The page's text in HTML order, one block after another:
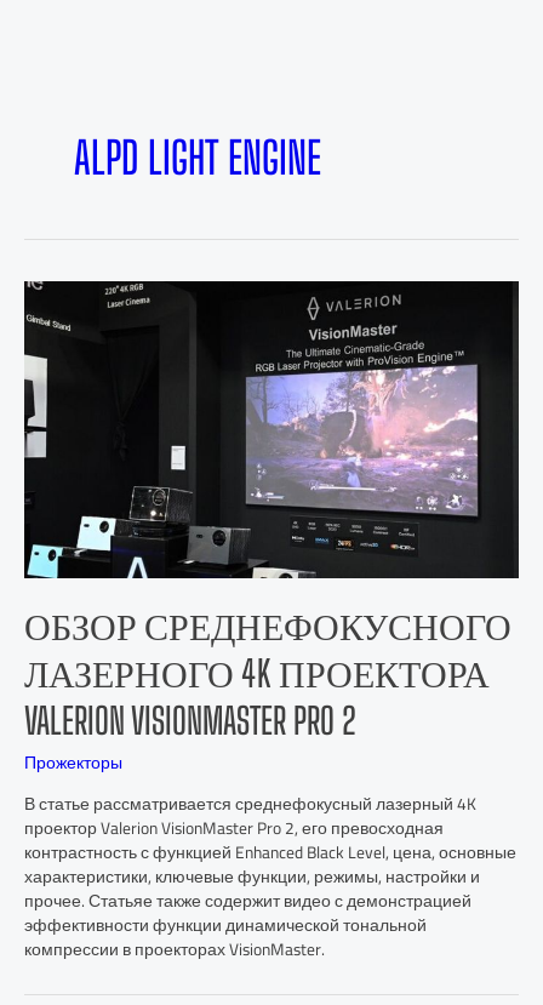
ALPD LIGHT ENGINE
ОБЗОР СРЕДНЕФОКУСНОГО
ЛАЗЕРНОГО 4K ПРОЕКТОРА
VALERION VISIONMASTER PRO 2
Прожекторы
В статье рассматривается среднефокусный лазерный 4K
проектор Valerion VisionMaster Pro 2, его превосходная
контрастность с функцией Enhanced Black Level, цена, основные
характеристики, ключевые функции, режимы, настройки и
прочее. Статьяе также содержит видео с демонстрацией
эффективности функции динамической тональной
компрессии в проекторах VisionMaster.